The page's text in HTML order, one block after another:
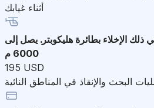
أثناء غيابك
ذلك الإخلاء بطائرة هليكوبتر. يصل إلى
6000 م
195 USD
البحث والإنقاذ في المناطق النائية